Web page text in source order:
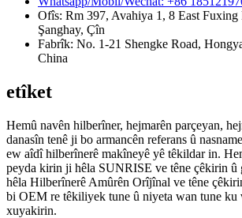
Ofîs: Rm 397, Avahiya 1, 8 East Fuxing
Şanghay, Çîn
Fabrîk: No. 1-21 Shengke Road,
China
etîket
Hemû navên hilberîner, hejmarên parçeyan,
danasîn tenê ji bo armancên referans û
ew aîdî hilberînerê makîneyê yê têkildar in.
peyda kirin ji hêla SUNRISE ve têne çêkirin û
hêla Hilberînerê Amûrên Orîjînal ve têne
bi OEM re têkiliyek tune û niyeta wan tune ku
xuyakirin.